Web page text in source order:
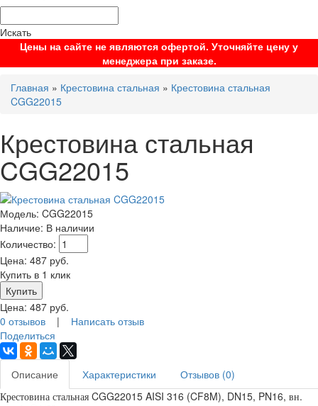
Искать
Цены на сайте не являются офертой. Уточняйте цену у
менеджера при заказе.
Главная » Крестовина стальная » Крестовина стальная
CGG22015
Крестовина стальная
CGG22015
Модель: CGG22015
Наличие: В наличии
Количество:
Цена: 487 руб.
Купить в 1 клик
Цена: 487 руб.
0 отзывов | Написать отзыв
Поделиться
Описание Характеристики
Отзывов (0)
Крестовина стальная CGG22015 AISI 316 (CF8M), DN15, PN16, вн.